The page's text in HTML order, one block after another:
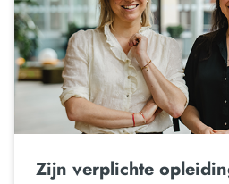
Zijn verplichte